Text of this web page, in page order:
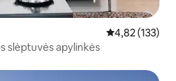
Vidutinis
4,82 (133)
slėptuvės apylinkės